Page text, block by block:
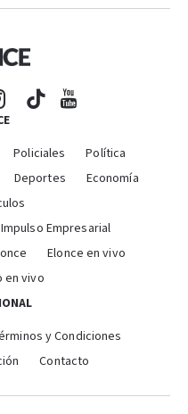
Policiales
Política
Deportes
Economía
Impulso Empresarial
Elonce en vivo
en vivo
y Condiciones
Contacto